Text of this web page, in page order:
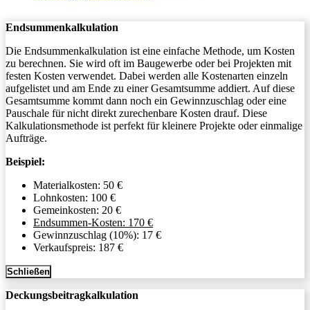
Endsummenkalkulation
Die Endsummenkalkulation ist eine einfache Methode, um Kosten
zu berechnen. Sie wird oft im Baugewerbe oder bei Projekten mit
festen Kosten verwendet. Dabei werden alle Kostenarten einzeln
aufgelistet und am Ende zu einer Gesamtsumme addiert. Auf diese
Gesamtsumme kommt dann noch ein Gewinnzuschlag oder eine
Pauschale für nicht direkt zurechenbare Kosten drauf. Diese
Kalkulationsmethode ist perfekt für kleinere Projekte oder einmalige
Aufträge.
Beispiel:
Materialkosten: 50 €
Lohnkosten: 100 €
Gemeinkosten: 20 €
Endsummen-Kosten: 170 €
Gewinnzuschlag (10%): 17 €
Verkaufspreis: 187 €
Schließen
Deckungsbeitragkalkulation